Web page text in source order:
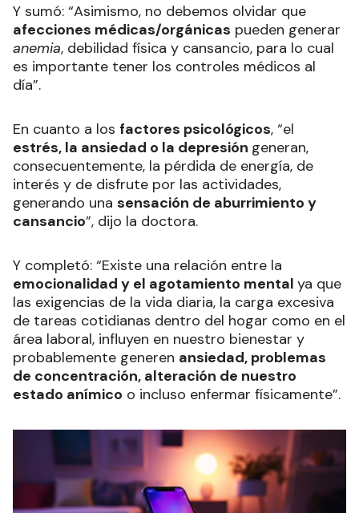
Y sumó: “Asimismo, no debemos olvidar que
afecciones médicas/orgánicas pueden generar
anemia, debilidad física y cansancio, para lo cual
es importante tener los controles médicos al
día”.
En cuanto a los factores psicológicos, “el
estrés, la ansiedad o la depresión generan,
consecuentemente, la pérdida de energía, de
interés y de disfrute por las actividades,
generando una sensación de aburrimiento y
cansancio”, dijo la doctora.
Y completó: “Existe una relación entre la
emocionalidad y el agotamiento mental ya que
las exigencias de la vida diaria, la carga excesiva
de tareas cotidianas dentro del hogar como en el
área laboral, influyen en nuestro bienestar y
probablemente generen ansiedad, problemas
de concentración, alteración de nuestro
estado anímico o incluso enfermar físicamente”.